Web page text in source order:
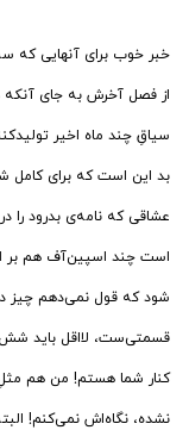
خبر خوب برای آنهایی که
سیاقِ چند ماه اخیر
بد این است که برای
عشاقی که نامه‌ی بدرود را
است چند اسپین‌آف هم بر
شود که قول نمی‌دهم چیز
قسمتی‌ست، لااقل باید شش
کنار شما هستم! من هم
نشده، نگاه‌اش نمی‌کنم!